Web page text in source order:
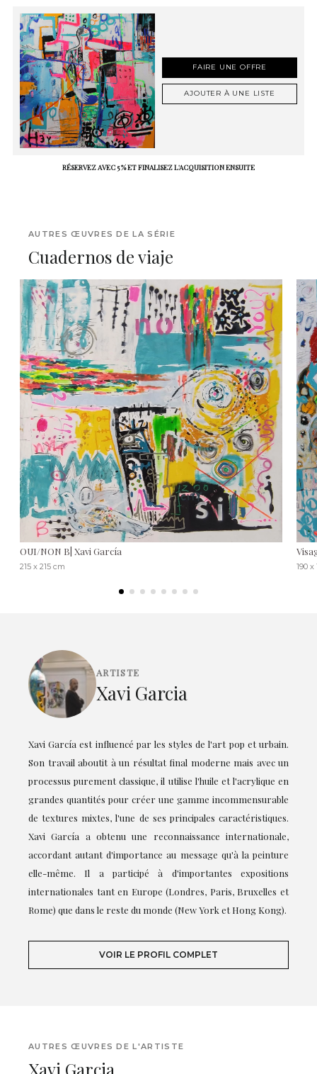
FAIRE UNE OFFRE
AJOUTER À UNE LISTE
RÉSERVEZ AVEC 5 % ET FINALISEZ L'ACQUISITION ENSUITE
AUTRES ŒUVRES DE LA SÉRIE
Cuadernos de viaje
OUI/NON B| Xavi García
215 x 215 cm 190 x
ARTISTE
Xavi Garcia
Xavi García est influencé par les styles de l'art pop et urbain.
Son travail aboutit à un résultat final moderne mais avec un
processus purement classique, il utilise l'huile et l'acrylique en
grandes quantités pour créer une gamme incommensurable
de textures mixtes, l'une de ses principales caractéristiques.
Xavi García a obtenu une reconnaissance internationale,
accordant autant d'importance au message qu'à la peinture
elle-même. Il a participé à d'importantes expositions
internationales tant en Europe (Londres, Paris, Bruxelles et
Rome) que dans le reste du monde (New York et Hong Kong).
VOIR LE PROFIL COMPLET
AUTRES ŒUVRES DE L'ARTISTE
Xavi Garcia